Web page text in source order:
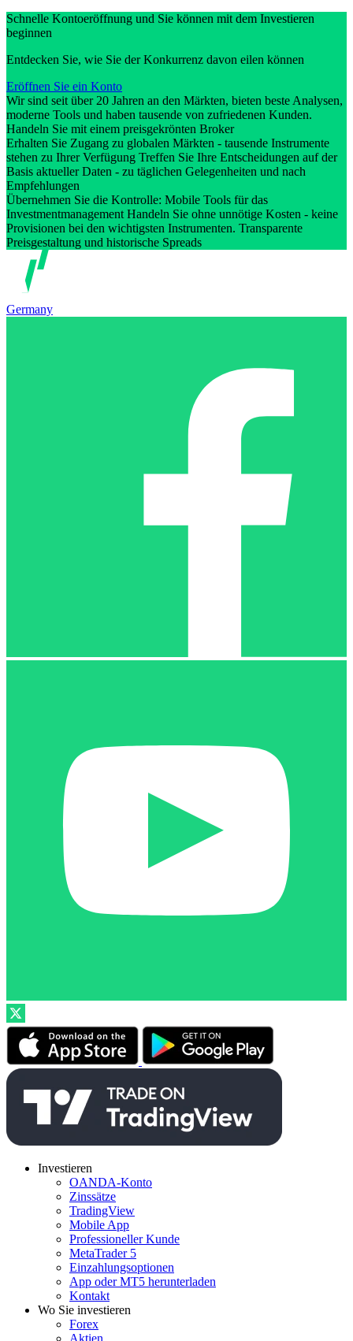
Schnelle Kontoeröffnung und Sie können mit dem Investieren
beginnen
Entdecken Sie, wie Sie der Konkurrenz davon eilen können
Eröffnen Sie ein Konto
Wir sind seit über 20 Jahren an den Märkten, bieten beste Analysen,
moderne Tools und haben tausende von zufriedenen Kunden.
Handeln Sie mit einem preisgekrönten Broker
Erhalten Sie Zugang zu globalen Märkten - tausende Instrumente
stehen zu Ihrer Verfügung Treffen Sie Ihre Entscheidungen auf der
Basis aktueller Daten - zu täglichen Gelegenheiten und nach
Empfehlungen
Übernehmen Sie die Kontrolle: Mobile Tools für das
Investmentmanagement Handeln Sie ohne unnötige Kosten - keine
Provisionen bei den wichtigsten Instrumenten. Transparente
Preisgestaltung und historische Spreads
Germany
Investieren
OANDA-Konto
Zinssätze
TradingView
Mobile App
Professioneller Kunde
MetaTrader 5
Einzahlungsoptionen
App oder MT5 herunterladen
Kontakt
Wo Sie investieren
Forex
Aktien